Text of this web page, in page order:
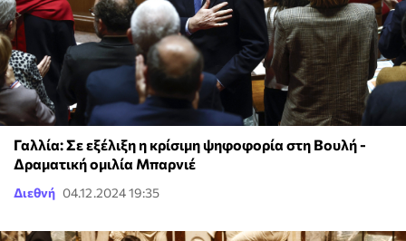
Γαλλία: Σε εξέλιξη η κρίσιμη ψηφοφορία στη Βουλή -
Δραματική ομιλία Μπαρνιέ
Διεθνή 04.12.2024 19:35